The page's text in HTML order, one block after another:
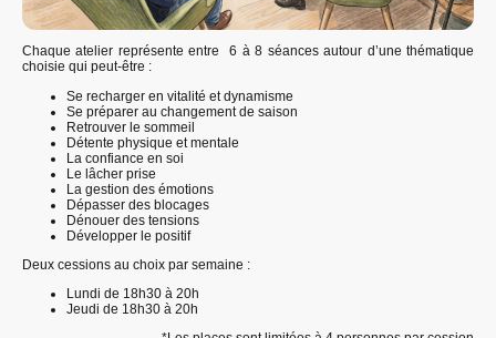
Chaque atelier représente entre 6 à 8 séances autour d’une thématique
choisie qui peut-être :
Se recharger en vitalité et dynamisme
Se préparer au changement de saison
Retrouver le sommeil
Détente physique et mentale
La confiance en soi
Le lâcher prise
La gestion des émotions
Dépasser des blocages
Dénouer des tensions
Développer le positif
Deux cessions au choix par semaine :
Lundi de 18h30 à 20h
Jeudi de 18h30 à 20h